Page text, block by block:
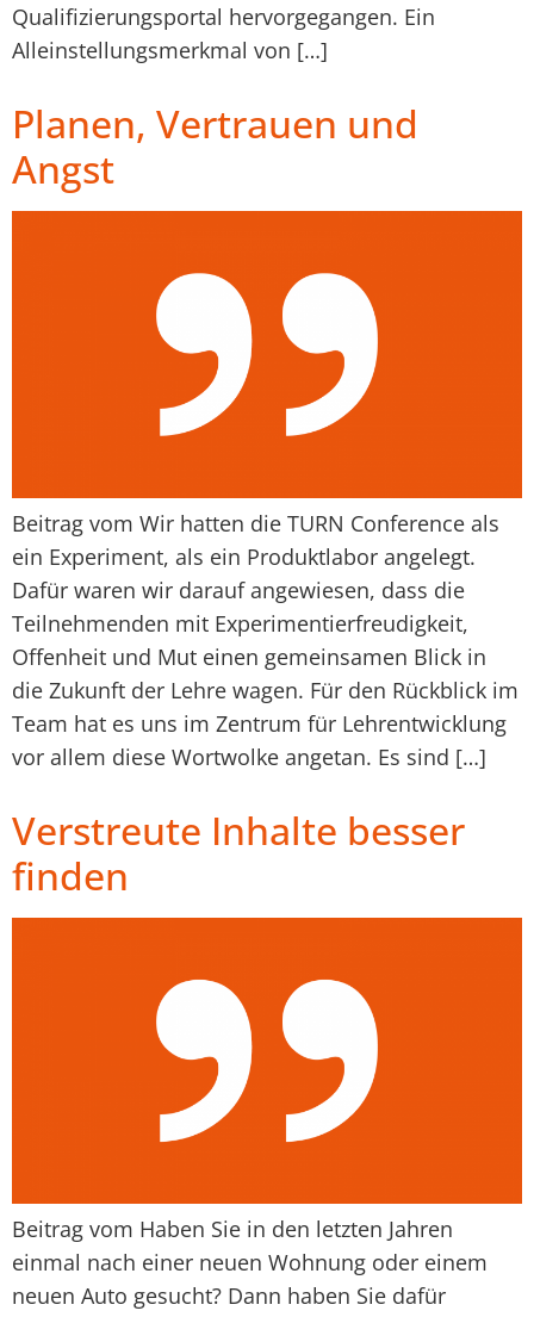
Qualifizierungsportal hervorgegangen. Ein
Alleinstellungsmerkmal von […]
Planen, Vertrauen und
Angst
Beitrag vom Wir hatten die TURN Conference als
ein Experiment, als ein Produktlabor angelegt.
Dafür waren wir darauf angewiesen, dass die
Teilnehmenden mit Experimentierfreudigkeit,
Offenheit und Mut einen gemeinsamen Blick in
die Zukunft der Lehre wagen. Für den Rückblick im
Team hat es uns im Zentrum für Lehrentwicklung
vor allem diese Wortwolke angetan. Es sind […]
Verstreute Inhalte besser
finden
Beitrag vom Haben Sie in den letzten Jahren
einmal nach einer neuen Wohnung oder einem
neuen Auto gesucht? Dann haben Sie dafür